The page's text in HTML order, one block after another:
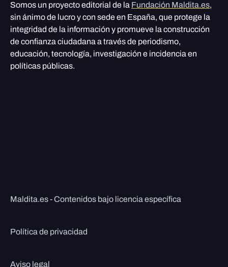
Somos un proyecto editorial de la Fundación Maldita.es,
sin ánimo de lucro y con sede en España, que protege la
integridad de la información y promueve la construcción
de confianza ciudadana a través de periodismo,
educación, tecnología, investigación e incidencia en
políticas públicas.
Maldita.es - Contenidos bajo licencia específica
Política de privacidad
Aviso legal